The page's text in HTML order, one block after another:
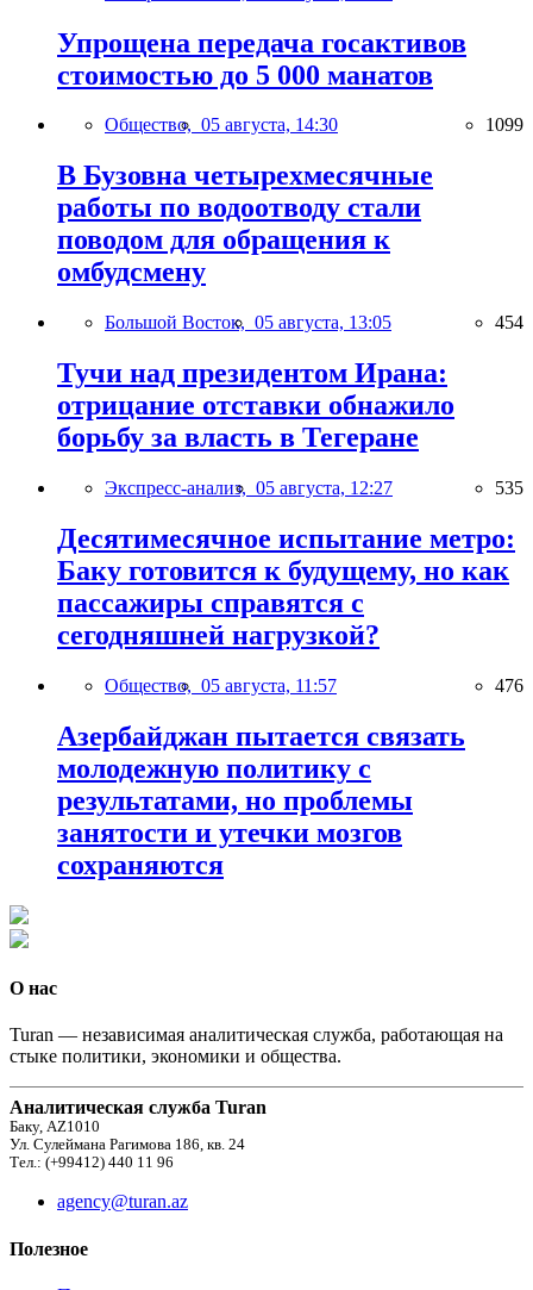
Упрощена передача госактивов
стоимостью до 5 000 манатов
Общество, 05 августа, 14:30 1099
В Бузовна четырехмесячные
работы по водоотводу стали
поводом для обращения к
омбудсмену
Большой Восток, 05 августа, 13:05 454
Тучи над президентом Ирана:
отрицание отставки обнажило
борьбу за власть в Тегеране
Экспресс-анализ, 05 августа, 12:27 535
Десятимесячное испытание метро:
Баку готовится к будущему, но как
пассажиры справятся с
сегодняшней нагрузкой?
Общество, 05 августа, 11:57 476
Азербайджан пытается связать
молодежную политику с
результатами, но проблемы
занятости и утечки мозгов
сохраняются
О нас
Turan — независимая аналитическая служба, работающая на
стыке политики, экономики и общества.
Аналитическая служба Turan
Баку, AZ1010
Ул. Сулеймана Рагимова 186, кв. 24
Тел.: (+99412) 440 11 96
agency@turan.az
Полезное